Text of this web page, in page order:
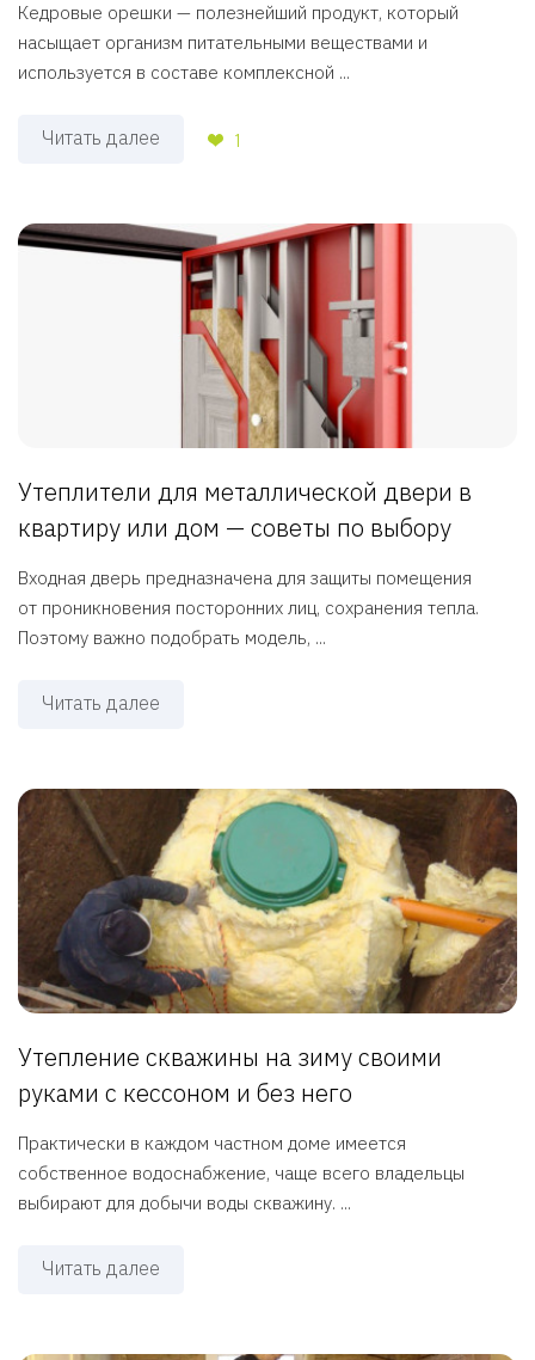
Кедровые орешки — полезнейший продукт, который
насыщает организм питательными веществами и
используется в составе комплексной ...
Читать далее 1
Утеплители для металлической двери в
квартиру или дом — советы по выбору
Входная дверь предназначена для защиты помещения
от проникновения посторонних лиц, сохранения тепла.
Поэтому важно подобрать модель, ...
Читать далее
Утепление скважины на зиму своими
руками с кессоном и без него
Практически в каждом частном доме имеется
собственное водоснабжение, чаще всего владельцы
выбирают для добычи воды скважину. ...
Читать далее